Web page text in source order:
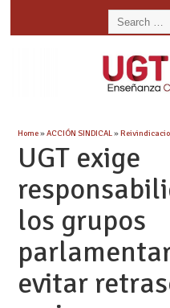
Home»ACCIÓN SINDICAL»
UGT exige
los grupos
evitar